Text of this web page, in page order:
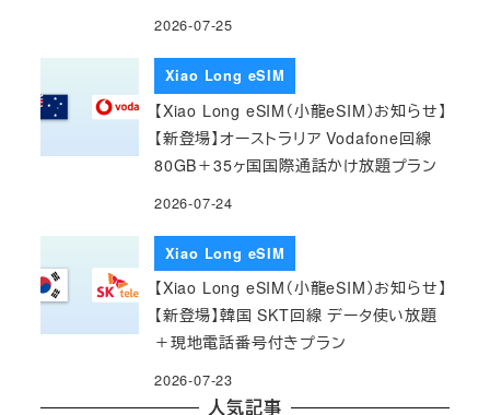
2026-07-25
Xiao Long eSIM
【Xiao Long eSIM（小龍eSIM）お知らせ】
【新登場】オーストラリア Vodafone回線
80GB＋35ヶ国国際通話かけ放題プラン
2026-07-24
Xiao Long eSIM
【Xiao Long eSIM（小龍eSIM）お知らせ】
【新登場】韓国 SKT回線 データ使い放題
＋現地電話番号付きプラン
2026-07-23
人気記事